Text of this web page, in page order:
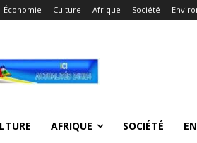
Économie Culture Afrique Société
AFRIQUE SOCIÉTÉ